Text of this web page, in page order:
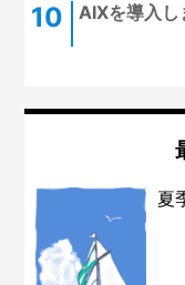
AIXを導入し
夏